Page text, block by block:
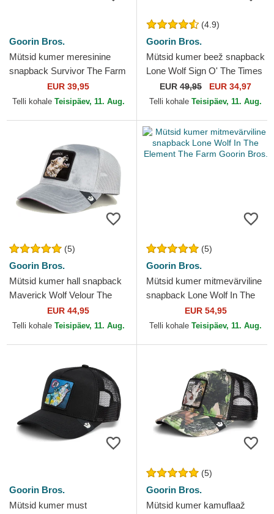
Goorin Bros.
Mütsid kumer meresinine
snapback Survivor The Farm
Goorin Bros.EUR 39,95
Telli kohale Teisipäev, 11. Aug.
(4.9)
Goorin Bros.
Mütsid kumer beež snapback
Lone Wolf Sign O' The Times
The Farm Paisley The Farm
Goorin Bros.
EUR 49,95 EUR 34,97
Telli kohale Teisipäev, 11. Aug.
(5)
Goorin Bros.
Mütsid kumer hall snapback
Maverick Wolf Velour The
Farm Goorin Bros.
EUR 44,95
Telli kohale Teisipäev, 11. Aug.
(5)
Goorin Bros.
Mütsid kumer mitmevärviline
snapback Lone Wolf In The
Element The Farm Goorin
Bros.
EUR 54,95
Telli kohale Teisipäev, 11. Aug.
Goorin Bros.
Mütsid kumer must
(5)
Goorin Bros.
Mütsid kumer kamuflaaž